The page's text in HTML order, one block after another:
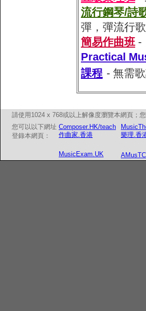
流行鋼琴/詩
彈，彈流行
簡易作曲班-
Practical
課程 - 無需
請使用1024 x 768或以上解像度瀏覽本網頁；
您可以以下網址
登錄本網頁：
Composer.HK/teach
作曲家.香港
樂理.香
MusicExam.UK